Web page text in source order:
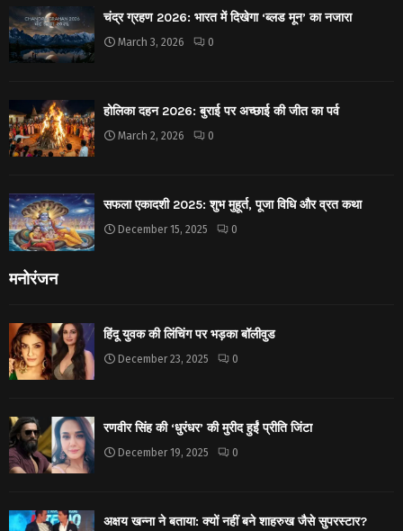
चंद्र ग्रहण 2026: भारत में दिखेगा ‘ब्लड मून’ का नजारा
March 3, 2026 0
होलिका दहन 2026: बुराई पर अच्छाई की जीत का पर्व
March 2, 2026 0
सफला एकादशी 2025: शुभ मुहूर्त, पूजा विधि और व्रत कथा
December 15, 2025 0
मनोरंजन
हिंदू युवक की लिंचिंग पर भड़का बॉलीवुड
December 23, 2025 0
रणवीर सिंह की ‘धुरंधर’ की मुरीद हुईं प्रीति जिंटा
December 19, 2025 0
अक्षय खन्ना ने बताया: क्यों नहीं बने शाहरुख जैसे सुपरस्टार?